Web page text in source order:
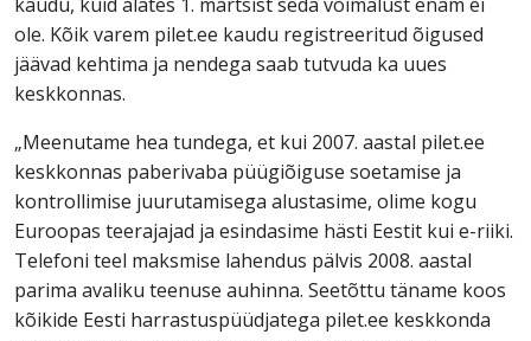
ole. Kõik varem pilet.ee kaudu registreeritud õigused
jäävad kehtima ja nendega saab tutvuda ka uues
keskkonnas.
„Meenutame hea tundega, et kui 2007. aastal pilet.ee
keskkonnas paberivaba püügiõiguse soetamise ja
kontrollimise juurutamisega alustasime, olime kogu
Euroopas teerajajad ja esindasime hästi Eestit kui e-riiki.
Telefoni teel maksmise lahendus pälvis 2008. aastal
parima avaliku teenuse auhinna. Seetõttu täname koos
kõikide Eesti harrastuspüüdjatega pilet.ee keskkonda